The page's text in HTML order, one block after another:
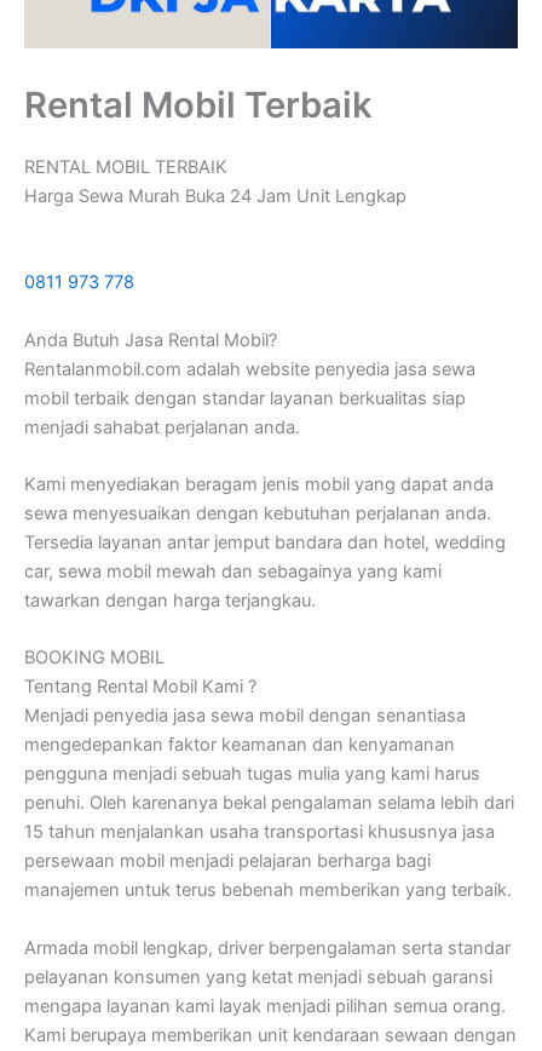
Rental Mobil Terbaik
RENTAL MOBIL TERBAIK
Harga Sewa Murah Buka 24 Jam Unit Lengkap
0811 973 778
Anda Butuh Jasa Rental Mobil?
Rentalanmobil.com adalah website penyedia jasa sewa
mobil terbaik dengan standar layanan berkualitas siap
menjadi sahabat perjalanan anda.
Kami menyediakan beragam jenis mobil yang dapat anda
sewa menyesuaikan dengan kebutuhan perjalanan anda.
Tersedia layanan antar jemput bandara dan hotel, wedding
car, sewa mobil mewah dan sebagainya yang kami
tawarkan dengan harga terjangkau.
BOOKING MOBIL
Tentang Rental Mobil Kami ?
Menjadi penyedia jasa sewa mobil dengan senantiasa
mengedepankan faktor keamanan dan kenyamanan
pengguna menjadi sebuah tugas mulia yang kami harus
penuhi. Oleh karenanya bekal pengalaman selama lebih dari
15 tahun menjalankan usaha transportasi khususnya jasa
persewaan mobil menjadi pelajaran berharga bagi
manajemen untuk terus bebenah memberikan yang terbaik.
Armada mobil lengkap, driver berpengalaman serta standar
pelayanan konsumen yang ketat menjadi sebuah garansi
mengapa layanan kami layak menjadi pilihan semua orang.
Kami berupaya memberikan unit kendaraan sewaan dengan